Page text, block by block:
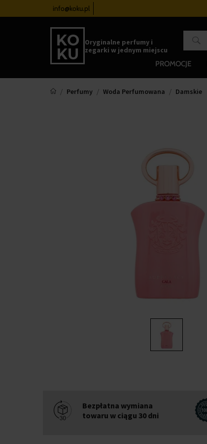
info@koku.pl
od 340 zł
Oryginalne perfumy i
zegarki w jednym miejscu
PROMOCJE
Perfumy Woda Perfumowana Damskie
Bezpłatna wymiana
towaru w ciągu 30 dni